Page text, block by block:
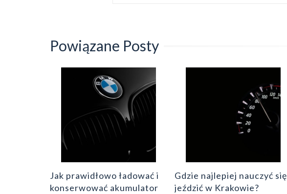
Powiązane Posty
Jak prawidłowo ładować i
konserwować akumulator
Gdzie najlepiej nauczyć się
jeździć w Krakowie?